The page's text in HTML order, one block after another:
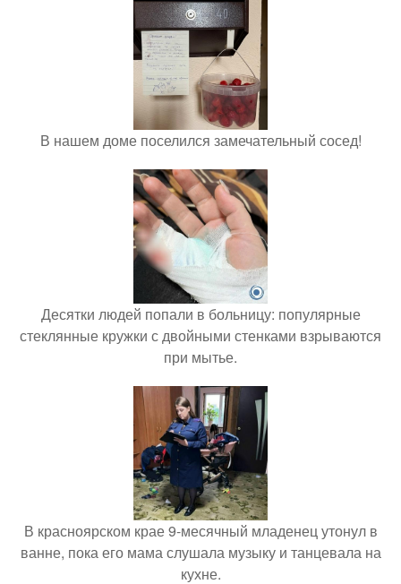
В нашем доме поселился замечательный сосед!
Десятки людей попали в больницу: популярные
стеклянные кружки с двойными стенками взрываются
при мытье.
В красноярском крае 9-месячный младенец утонул в
ванне, пока его мама слушала музыку и танцевала на
кухне.